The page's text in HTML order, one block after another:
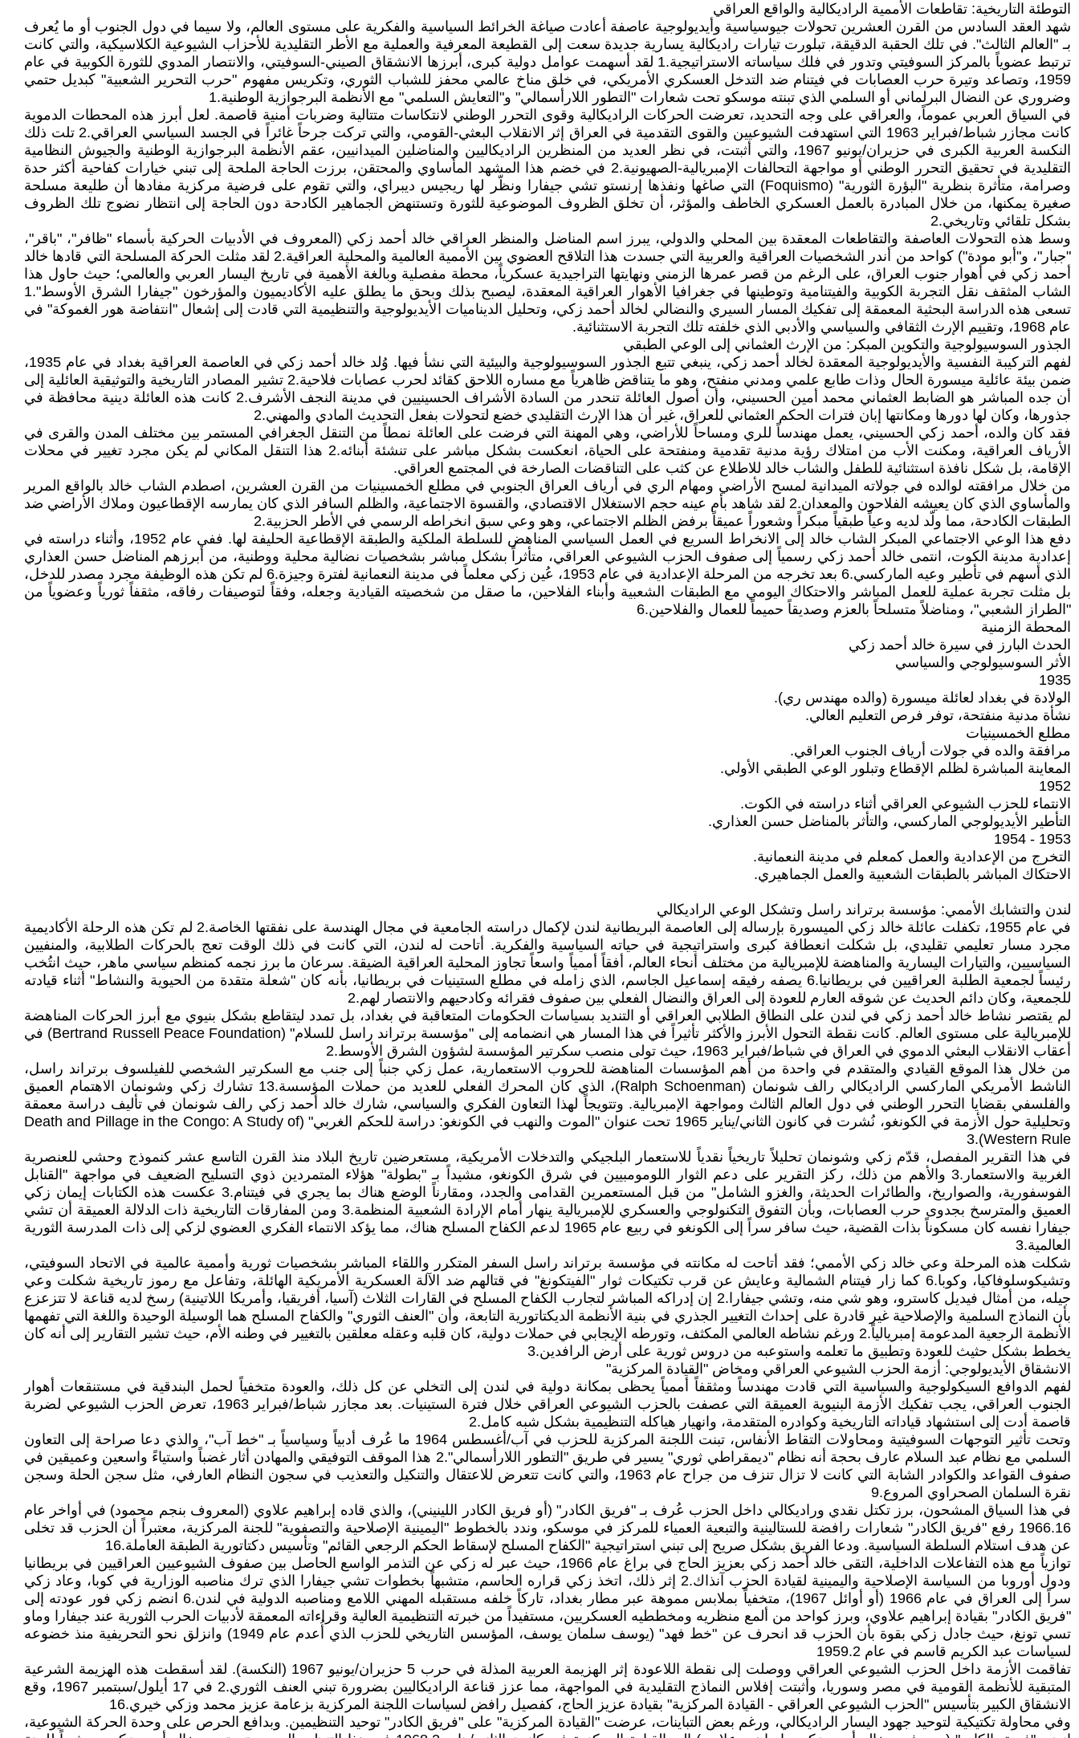
التوطئة التاريخية: تقاطعات الأممية الراديكالية والواقع العراقي
شهد العقد السادس من القرن العشرين تحولات جيوسياسية وأيديولوجية عاصفة أعادت صياغة الخرائط السياسية والفكرية على مستوى العالم، ولا سيما في دول الجنوب أو ما يُعرف
بـ "العالم الثالث". في تلك الحقبة الدقيقة، تبلورت تيارات راديكالية يسارية جديدة سعت إلى القطيعة المعرفية والعملية مع الأطر التقليدية للأحزاب الشيوعية الكلاسيكية، والتي كانت
ترتبط عضوياً بالمركز السوفيتي وتدور في فلك سياساته الاستراتيجية.1 لقد أسهمت عوامل دولية كبرى، أبرزها الانشقاق الصيني-السوفيتي، والانتصار المدوي للثورة الكوبية في عام
1959، وتصاعد وتيرة حرب العصابات في فيتنام ضد التدخل العسكري الأمريكي، في خلق مناخ عالمي محفز للشباب الثوري، وتكريس مفهوم "حرب التحرير الشعبية" كبديل حتمي
وضروري عن النضال البرلماني أو السلمي الذي تبنته موسكو تحت شعارات "التطور اللارأسمالي" و"التعايش السلمي" مع الأنظمة البرجوازية الوطنية.1
في السياق العربي عموماً، والعراقي على وجه التحديد، تعرضت الحركات الراديكالية وقوى التحرر الوطني لانتكاسات متتالية وضربات أمنية قاصمة. لعل أبرز هذه المحطات الدموية
كانت مجازر شباط/فبراير 1963 التي استهدفت الشيوعيين والقوى التقدمية في العراق إثر الانقلاب البعثي-القومي، والتي تركت جرحاً غائراً في الجسد السياسي العراقي.2 تلت ذلك
النكسة العربية الكبرى في حزيران/يونيو 1967، والتي أثبتت، في نظر العديد من المنظرين الراديكاليين والمناضلين الميدانيين، عقم الأنظمة البرجوازية الوطنية والجيوش النظامية
التقليدية في تحقيق التحرر الوطني أو مواجهة التحالفات الإمبريالية-الصهيونية.2 في خضم هذا المشهد المأساوي والمحتقن، برزت الحاجة الملحة إلى تبني خيارات كفاحية أكثر حدة
وصرامة، متأثرة بنظرية "البؤرة الثورية" (Foquismo) التي صاغها ونفذها إرنستو تشي جيفارا ونظّر لها ريجيس ديبراي، والتي تقوم على فرضية مركزية مفادها أن طليعة مسلحة
صغيرة يمكنها، من خلال المبادرة بالعمل العسكري الخاطف والمؤثر، أن تخلق الظروف الموضوعية للثورة وتستنهض الجماهير الكادحة دون الحاجة إلى انتظار نضوج تلك الظروف
بشكل تلقائي وتاريخي.2
وسط هذه التحولات العاصفة والتقاطعات المعقدة بين المحلي والدولي، يبرز اسم المناضل والمنظر العراقي خالد أحمد زكي (المعروف في الأدبيات الحركية بأسماء "ظافر"، "باقر"،
"جبار"، و"أبو مودة") كواحد من أندر الشخصيات العراقية والعربية التي جسدت هذا التلاقح العضوي بين الأممية العالمية والمحلية العراقية.2 لقد مثلت الحركة المسلحة التي قادها خالد
أحمد زكي في أهوار جنوب العراق، على الرغم من قصر عمرها الزمني ونهايتها التراجيدية عسكرياً، محطة مفصلية وبالغة الأهمية في تاريخ اليسار العربي والعالمي؛ حيث حاول هذا
الشاب المثقف نقل التجربة الكوبية والفيتنامية وتوطينها في جغرافيا الأهوار العراقية المعقدة، ليصبح بذلك وبحق ما يطلق عليه الأكاديميون والمؤرخون "جيفارا الشرق الأوسط".1
تسعى هذه الدراسة البحثية المعمقة إلى تفكيك المسار السيري والنضالي لخالد أحمد زكي، وتحليل الديناميات الأيديولوجية والتنظيمية التي قادت إلى إشعال "انتفاضة هور الغموكة" في
عام 1968، وتقييم الإرث الثقافي والسياسي والأدبي الذي خلفته تلك التجربة الاستثنائية.
الجذور السوسيولوجية والتكوين المبكر: من الإرث العثماني إلى الوعي الطبقي
لفهم التركيبة النفسية والأيديولوجية المعقدة لخالد أحمد زكي، ينبغي تتبع الجذور السوسيولوجية والبيئية التي نشأ فيها. وُلد خالد أحمد زكي في العاصمة العراقية بغداد في عام 1935،
ضمن بيئة عائلية ميسورة الحال وذات طابع علمي ومدني منفتح، وهو ما يتناقض ظاهرياً مع مساره اللاحق كقائد لحرب عصابات فلاحية.2 تشير المصادر التاريخية والتوثيقية العائلية إلى
أن جده المباشر هو الضابط العثماني محمد أمين الحسيني، وأن أصول العائلة تنحدر من السادة الأشراف الحسينيين في مدينة النجف الأشرف.2 كانت هذه العائلة دينية محافظة في
جذورها، وكان لها دورها ومكانتها إبان فترات الحكم العثماني للعراق، غير أن هذا الإرث التقليدي خضع لتحولات بفعل التحديث المادي والمهني.2
فقد كان والده، أحمد زكي الحسيني، يعمل مهندساً للري ومساحاً للأراضي، وهي المهنة التي فرضت على العائلة نمطاً من التنقل الجغرافي المستمر بين مختلف المدن والقرى في
الأرياف العراقية، ومكنت الأب من امتلاك رؤية مدنية تقدمية ومنفتحة على الحياة، انعكست بشكل مباشر على تنشئة أبنائه.2 هذا التنقل المكاني لم يكن مجرد تغيير في محلات
الإقامة، بل شكل نافذة استثنائية للطفل والشاب خالد للاطلاع عن كثب على التناقضات الصارخة في المجتمع العراقي.
من خلال مرافقته لوالده في جولاته الميدانية لمسح الأراضي ومهام الري في أرياف العراق الجنوبي في مطلع الخمسينيات من القرن العشرين، اصطدم الشاب خالد بالواقع المرير
والمأساوي الذي كان يعيشه الفلاحون والمعدان.2 لقد شاهد بأم عينه حجم الاستغلال الاقتصادي، والقسوة الاجتماعية، والظلم السافر الذي كان يمارسه الإقطاعيون وملاك الأراضي ضد
الطبقات الكادحة، مما ولّد لديه وعياً طبقياً مبكراً وشعوراً عميقاً برفض الظلم الاجتماعي، وهو وعي سبق انخراطه الرسمي في الأطر الحزبية.2
دفع هذا الوعي الاجتماعي المبكر الشاب خالد إلى الانخراط السريع في العمل السياسي المناهض للسلطة الملكية والطبقة الإقطاعية الحليفة لها. ففي عام 1952، وأثناء دراسته في
إعدادية مدينة الكوت، انتمى خالد أحمد زكي رسمياً إلى صفوف الحزب الشيوعي العراقي، متأثراً بشكل مباشر بشخصيات نضالية محلية ووطنية، من أبرزهم المناضل حسن العذاري
الذي أسهم في تأطير وعيه الماركسي.6 بعد تخرجه من المرحلة الإعدادية في عام 1953، عُين زكي معلماً في مدينة النعمانية لفترة وجيزة.6 لم تكن هذه الوظيفة مجرد مصدر للدخل،
بل مثلت تجربة عملية للعمل المباشر والاحتكاك اليومي مع الطبقات الشعبية وأبناء الفلاحين، ما صقل من شخصيته القيادية وجعله، وفقاً لتوصيفات رفاقه، مثقفاً ثورياً وعضوياً من
"الطراز الشعبي"، ومناضلاً متسلحاً بالعزم وصديقاً حميماً للعمال والفلاحين.6
المحطة الزمنية
الحدث البارز في سيرة خالد أحمد زكي
الأثر السوسيولوجي والسياسي
1935
الولادة في بغداد لعائلة ميسورة (والده مهندس ري).
نشأة مدنية منفتحة، توفر فرص التعليم العالي.
مطلع الخمسينيات
مرافقة والده في جولات أرياف الجنوب العراقي.
المعاينة المباشرة لظلم الإقطاع وتبلور الوعي الطبقي الأولي.
1952
الانتماء للحزب الشيوعي العراقي أثناء دراسته في الكوت.
التأطير الأيديولوجي الماركسي، والتأثر بالمناضل حسن العذاري.
1953 - 1954
التخرج من الإعدادية والعمل كمعلم في مدينة النعمانية.
الاحتكاك المباشر بالطبقات الشعبية والعمل الجماهيري.
لندن والتشابك الأممي: مؤسسة برتراند راسل وتشكل الوعي الراديكالي
في عام 1955، تكفلت عائلة خالد زكي الميسورة بإرساله إلى العاصمة البريطانية لندن لإكمال دراسته الجامعية في مجال الهندسة على نفقتها الخاصة.2 لم تكن هذه الرحلة الأكاديمية
مجرد مسار تعليمي تقليدي، بل شكلت انعطافة كبرى واستراتيجية في حياته السياسية والفكرية. أتاحت له لندن، التي كانت في ذلك الوقت تعج بالحركات الطلابية، والمنفيين
السياسيين، والتيارات اليسارية والمناهضة للإمبريالية من مختلف أنحاء العالم، أفقاً أممياً واسعاً تجاوز المحلية العراقية الضيقة. سرعان ما برز نجمه كمنظم سياسي ماهر، حيث انتُخب
رئيساً لجمعية الطلبة العراقيين في بريطانيا.6 يصفه رفيقه إسماعيل الجاسم، الذي زامله في مطلع الستينيات في بريطانيا، بأنه كان "شعلة متقدة من الحيوية والنشاط" أثناء قيادته
للجمعية، وكان دائم الحديث عن شوقه العارم للعودة إلى العراق والنضال الفعلي بين صفوف فقرائه وكادحيهم والانتصار لهم.2
لم يقتصر نشاط خالد أحمد زكي في لندن على النطاق الطلابي العراقي أو التنديد بسياسات الحكومات المتعاقبة في بغداد، بل تمدد ليتقاطع بشكل بنيوي مع أبرز الحركات المناهضة
للإمبريالية على مستوى العالم. كانت نقطة التحول الأبرز والأكثر تأثيراً في هذا المسار هي انضمامه إلى "مؤسسة برتراند راسل للسلام" (Bertrand Russell Peace Foundation) في
أعقاب الانقلاب البعثي الدموي في العراق في شباط/فبراير 1963، حيث تولى منصب سكرتير المؤسسة لشؤون الشرق الأوسط.2
من خلال هذا الموقع القيادي والمتقدم في واحدة من أهم المؤسسات المناهضة للحروب الاستعمارية، عمل زكي جنباً إلى جنب مع السكرتير الشخصي للفيلسوف برتراند راسل،
الناشط الأمريكي الماركسي الراديكالي رالف شونمان (Ralph Schoenman)، الذي كان المحرك الفعلي للعديد من حملات المؤسسة.13 تشارك زكي وشونمان الاهتمام العميق
والفلسفي بقضايا التحرر الوطني في دول العالم الثالث ومواجهة الإمبريالية. وتتويجاً لهذا التعاون الفكري والسياسي، شارك خالد أحمد زكي رالف شونمان في تأليف دراسة معمقة
وتحليلية حول الأزمة في الكونغو، نُشرت في كانون الثاني/يناير 1965 تحت عنوان "الموت والنهب في الكونغو: دراسة للحكم الغربي" (Death and Pillage in the Congo: A Study of
Western Rule).3
في هذا التقرير المفصل، قدّم زكي وشونمان تحليلاً تاريخياً نقدياً للاستعمار البلجيكي والتدخلات الأمريكية، مستعرضين تاريخ البلاد منذ القرن التاسع عشر كنموذج وحشي للعنصرية
الغربية والاستعمار.3 والأهم من ذلك، ركز التقرير على دعم الثوار اللومومبيين في شرق الكونغو، مشيداً بـ "بطولة" هؤلاء المتمردين ذوي التسليح الضعيف في مواجهة "القنابل
الفوسفورية، والصواريخ، والطائرات الحديثة، والغزو الشامل" من قبل المستعمرين القدامى والجدد، ومقارناً الوضع هناك بما يجري في فيتنام.3 عكست هذه الكتابات إيمان زكي
العميق والمترسخ بجدوى حرب العصابات، وبأن التفوق التكنولوجي والعسكري للإمبريالية ينهار أمام الإرادة الشعبية المنظمة.3 ومن المفارقات التاريخية ذات الدلالة العميقة أن تشي
جيفارا نفسه كان مسكوناً بذات القضية، حيث سافر سراً إلى الكونغو في ربيع عام 1965 لدعم الكفاح المسلح هناك، مما يؤكد الانتماء الفكري العضوي لزكي إلى ذات المدرسة الثورية
العالمية.3
شكلت هذه المرحلة وعي خالد زكي الأممي؛ فقد أتاحت له مكانته في مؤسسة برتراند راسل السفر المتكرر واللقاء المباشر بشخصيات ثورية وأممية عالمية في الاتحاد السوفيتي،
وتشيكوسلوفاكيا، وكوبا.6 كما زار فيتنام الشمالية وعايش عن قرب تكتيكات ثوار "الفيتكونغ" في قتالهم ضد الآلة العسكرية الأمريكية الهائلة، وتفاعل مع رموز تاريخية شكلت وعي
جيله، من أمثال فيديل كاسترو، وهو شي منه، وتشي جيفارا.2 إن إدراكه المباشر لتجارب الكفاح المسلح في القارات الثلاث (آسيا، أفريقيا، وأمريكا اللاتينية) رسخ لديه قناعة لا تتزعزع
بأن النماذج السلمية والإصلاحية غير قادرة على إحداث التغيير الجذري في بنية الأنظمة الديكتاتورية التابعة، وأن "العنف الثوري" والكفاح المسلح هما الوسيلة الوحيدة واللغة التي تفهمها
الأنظمة الرجعية المدعومة إمبريالياً.2 ورغم نشاطه العالمي المكثف، وتورطه الإيجابي في حملات دولية، كان قلبه وعقله معلقين بالتغيير في وطنه الأم، حيث تشير التقارير إلى أنه كان
يخطط بشكل حثيث للعودة وتطبيق ما تعلمه واستوعبه من دروس ثورية على أرض الرافدين.3
الانشقاق الأيديولوجي: أزمة الحزب الشيوعي العراقي ومخاض "القيادة المركزية"
لفهم الدوافع السيكولوجية والسياسية التي قادت مهندساً ومثقفاً أممياً يحظى بمكانة دولية في لندن إلى التخلي عن كل ذلك، والعودة متخفياً لحمل البندقية في مستنقعات أهوار
الجنوب العراقي، يجب تفكيك الأزمة البنيوية العميقة التي عصفت بالحزب الشيوعي العراقي خلال فترة الستينيات. بعد مجازر شباط/فبراير 1963، تعرض الحزب الشيوعي لضربة
قاصمة أدت إلى استشهاد قياداته التاريخية وكوادره المتقدمة، وانهيار هياكله التنظيمية بشكل شبه كامل.2
وتحت تأثير التوجهات السوفيتية ومحاولات التقاط الأنفاس، تبنت اللجنة المركزية للحزب في آب/أغسطس 1964 ما عُرف أدبياً وسياسياً بـ "خط آب"، والذي دعا صراحة إلى التعاون
السلمي مع نظام عبد السلام عارف بحجة أنه نظام "ديمقراطي ثوري" يسير في طريق "التطور اللارأسمالي".2 هذا الموقف التوفيقي والمهادن أثار غضباً واستياءً واسعين وعميقين في
صفوف القواعد والكوادر الشابة التي كانت لا تزال تنزف من جراح عام 1963، والتي كانت تتعرض للاعتقال والتنكيل والتعذيب في سجون النظام العارفي، مثل سجن الحلة وسجن
نقرة السلمان الصحراوي المروع.9
في هذا السياق المشحون، برز تكتل نقدي وراديكالي داخل الحزب عُرف بـ "فريق الكادر" (أو فريق الكادر اللينيني)، والذي قاده إبراهيم علاوي (المعروف بنجم محمود) في أواخر عام
1966.16 رفع "فريق الكادر" شعارات رافضة للستالينية والتبعية العمياء للمركز في موسكو، وندد بالخطوط "اليمينية الإصلاحية والتصفوية" للجنة المركزية، معتبراً أن الحزب قد تخلى
عن هدف استلام السلطة السياسية. ودعا الفريق بشكل صريح إلى تبني استراتيجية "الكفاح المسلح لإسقاط الحكم الرجعي القائم" وتأسيس دكتاتورية الطبقة العاملة.16
توازياً مع هذه التفاعلات الداخلية، التقى خالد أحمد زكي بعزيز الحاج في براغ عام 1966، حيث عبر له زكي عن التذمر الواسع الحاصل بين صفوف الشيوعيين العراقيين في بريطانيا
ودول أوروبا من السياسة الإصلاحية واليمينية لقيادة الحزب آنذاك.2 إثر ذلك، اتخذ زكي قراره الحاسم، متشبهاً بخطوات تشي جيفارا الذي ترك مناصبه الوزارية في كوبا، وعاد زكي
سراً إلى العراق في عام 1966 (أو أوائل 1967)، متخفياً بملابس مموهة عبر مطار بغداد، تاركاً خلفه مستقبله المهني اللامع ومناصبه الدولية في لندن.6 انضم زكي فور عودته إلى
"فريق الكادر" بقيادة إبراهيم علاوي، وبرز كواحد من ألمع منظريه ومخططيه العسكريين، مستفيداً من خبرته التنظيمية العالية وقراءاته المعمقة لأدبيات الحرب الثورية عند جيفارا وماو
تسي تونغ، حيث جادل زكي بقوة بأن الحزب قد انحرف عن "خط فهد" (يوسف سلمان يوسف، المؤسس التاريخي للحزب الذي أُعدم عام 1949) وانزلق نحو التحريفية منذ خضوعه
لسياسات عبد الكريم قاسم في عام 1959.2
تفاقمت الأزمة داخل الحزب الشيوعي العراقي ووصلت إلى نقطة اللاعودة إثر الهزيمة العربية المذلة في حرب 5 حزيران/يونيو 1967 (النكسة). لقد أسقطت هذه الهزيمة الشرعية
المتبقية للأنظمة القومية في مصر وسوريا، وأثبتت إفلاس النماذج التقليدية في المواجهة، مما عزز قناعة الراديكاليين بضرورة تبني العنف الثوري.2 في 17 أيلول/سبتمبر 1967، وقع
الانشقاق الكبير بتأسيس "الحزب الشيوعي العراقي - القيادة المركزية" بقيادة عزيز الحاج، كفصيل رافض لسياسات اللجنة المركزية بزعامة عزيز محمد وزكي خيري.16
وفي محاولة تكتيكية لتوحيد جهود اليسار الراديكالي، ورغم بعض التباينات، عرضت "القيادة المركزية" على "فريق الكادر" توحيد التنظيمين. وبدافع الحرص على وحدة الحركة الشيوعية،